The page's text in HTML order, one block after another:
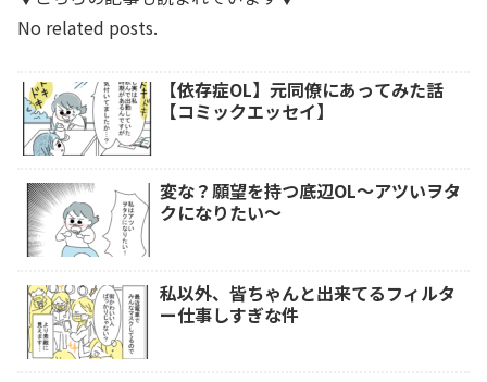
No related posts.
【依存症OL】元同僚にあってみた話
【コミックエッセイ】
変な？願望を持つ底辺OL～アツいヲタ
クになりたい～
私以外、皆ちゃんと出来てるフィルタ
ー仕事しすぎな件